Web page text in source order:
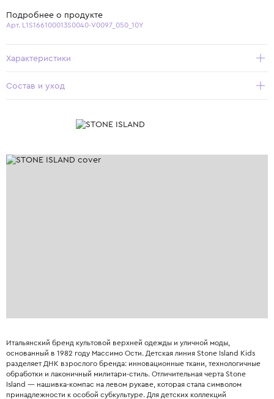
Подробнее о продукте
Арт. L1S166100013S0040-V0097_050_10Y
Характеристики
Состав и уход
Итальянский бренд культовой верхней одежды и уличной моды,
основанный в 1982 году Массимо Ости. Детская линия Stone Island Kids
разделяет ДНК взрослого бренда: инновационные ткани, технологичные
обработки и лаконичный милитари-стиль. Отличительная черта Stone
Island — нашивка-компас на левом рукаве, которая стала символом
принадлежности к особой субкультуре. Для детских коллекций